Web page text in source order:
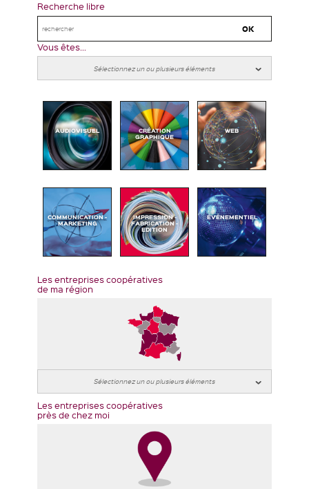
Recherche libre
Vous êtes...
AUDIOVISUEL CRÉATION
GRAPHIQUE
WEB
COMMUNICATION -
MARKETING
IMPRESSION -
FABRICATION -
EDITION
ÉVÉNEMENTIEL
Les entreprises coopératives
de ma région
Les entreprises coopératives
près de chez moi